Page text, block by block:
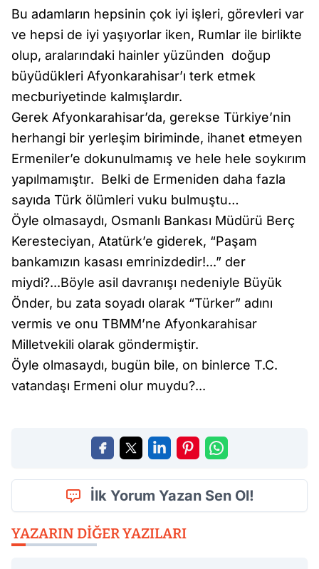
Bu adamların hepsinin çok iyi işleri, görevleri var
ve hepsi de iyi yaşıyorlar iken, Rumlar ile birlikte
olup, aralarındaki hainler yüzünden doğup
büyüdükleri Afyonkarahisar’ı terk etmek
mecburiyetinde kalmışlardır.
Gerek Afyonkarahisar’da, gerekse Türkiye’nin
herhangi bir yerleşim biriminde, ihanet etmeyen
Ermeniler’e dokunulmamış ve hele hele soykırım
yapılmamıştır. Belki de Ermeniden daha fazla
sayıda Türk ölümleri vuku bulmuştu…
Öyle olmasaydı, Osmanlı Bankası Müdürü Berç
Keresteciyan, Atatürk’e giderek, “Paşam
bankamızın kasası emrinizdedir!...” der
miydi?...Böyle asil davranışı nedeniyle Büyük
Önder, bu zata soyadı olarak “Türker” adını
vermis ve onu TBMM’ne Afyonkarahisar
Milletvekili olarak göndermiştir.
Öyle olmasaydı, bugün bile, on binlerce T.C.
vatandaşı Ermeni olur muydu?...
İlk Yorum Yazan Sen Ol!
YAZARIN DIĞER YAZILARI